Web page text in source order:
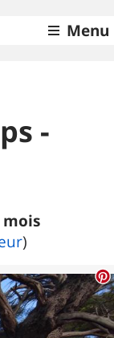
Menu
-
mois
)